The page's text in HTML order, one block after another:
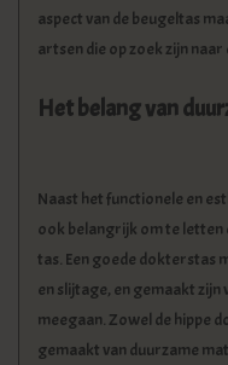
aspect van de beugeltas
artsen die op zoek zijn
Het belang van
Naast het functionele en
ook belangrijk om te letten
tas. Een goede dokterstas
en slijtage, en gemaakt
meegaan. Zowel de hippe
gemaakt van duurzame